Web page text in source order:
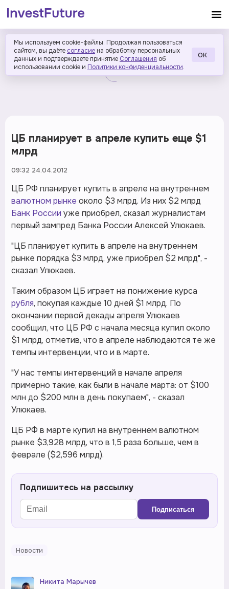
Мы используем cookie-файлы. Продолжая пользоваться
сайтом, вы даёте согласие на обработку персональных
данных и подтверждаете принятие Соглашения об
использовании cookie и Политики конфиденциальности.
ОК
ЦБ планирует в апреле купить еще $1
млрд
09:32 24.04.2012
ЦБ РФ планирует купить в апреле на внутреннем
валютном рынке около $3 млрд. Из них $2 млрд
Банк России уже приобрел, сказал журналистам
первый зампред Банка России Алексей Улюкаев.
"ЦБ планирует купить в апреле на внутреннем
рынке порядка $3 млрд, уже приобрел $2 млрд", -
сказал Улюкаев.
Таким образом ЦБ играет на понижение курса
рубля, покупая каждые 10 дней $1 млрд. По
окончании первой декады апреля Улюкаев
сообщил, что ЦБ РФ с начала месяца купил около
$1 млрд, отметив, что в апреле наблюдаются те же
темпы интервенции, что и в марте.
"У нас темпы интервенций в начале апреля
примерно такие, как были в начале марта: от $100
млн до $200 млн в день покупаем", - сказал
Улюкаев.
ЦБ РФ в марте купил на внутреннем валютном
рынке $3,928 млрд, что в 1,5 раза больше, чем в
феврале ($2,596 млрд).
Подпишитесь на рассылку
Подписаться
Новости
Никита Марычев